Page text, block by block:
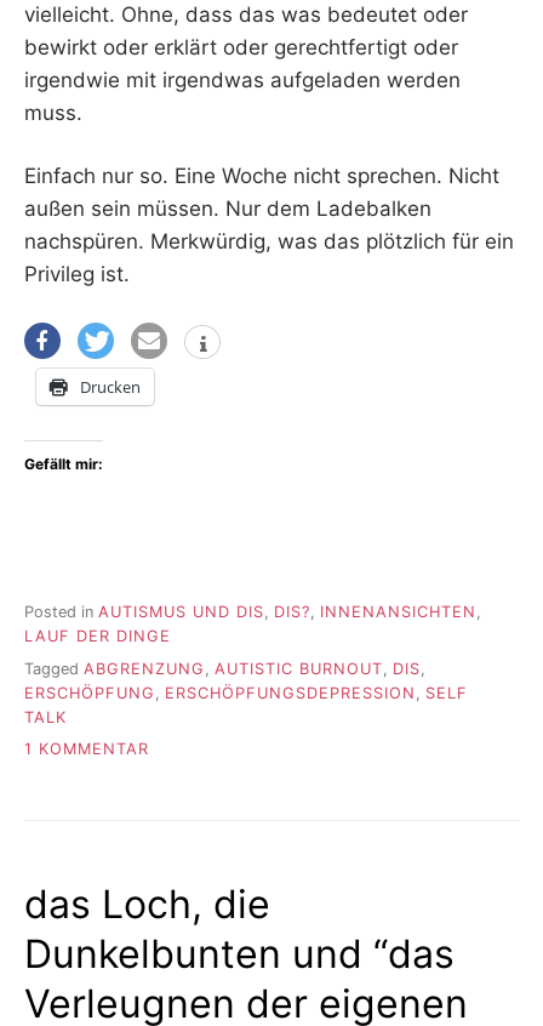
vielleicht. Ohne, dass das was bedeutet oder
bewirkt oder erklärt oder gerechtfertigt oder
irgendwie mit irgendwas aufgeladen werden
muss.
Einfach nur so. Eine Woche nicht sprechen. Nicht
außen sein müssen. Nur dem Ladebalken
nachspüren. Merkwürdig, was das plötzlich für ein
Privileg ist.
Drucken
Gefällt mir:
Posted in AUTISMUS UND DIS, DIS?, INNENANSICHTEN ,
LAUF DER DINGE
Tagged ABGRENZUNG AUTISTIC BURNOUT DIS
ERSCHÖPFUNG
ERSCHÖPFUNGSDEPRESSION
SELF
TALK
1 KOMMENTAR
das Loch, die
Dunkelbunten und “das
Verleugnen der eigenen